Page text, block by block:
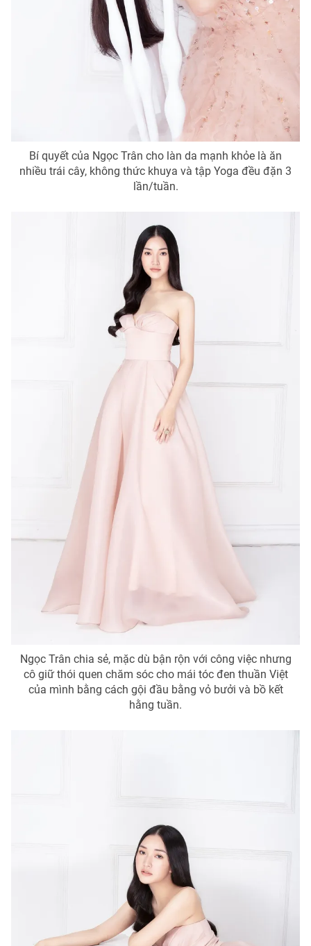
Bí quyết của Ngọc Trân cho làn da mạnh khỏe là ăn
nhiều trái cây, không thức khuya và tập Yoga đều đặn 3
lần/tuần.
Ngọc Trân chia sẻ, mặc dù bận rộn với công việc nhưng
cô giữ thói quen chăm sóc cho mái tóc đen thuần Việt
của mình bằng cách gội đầu bằng vỏ bưởi và bồ kết
hằng tuần.